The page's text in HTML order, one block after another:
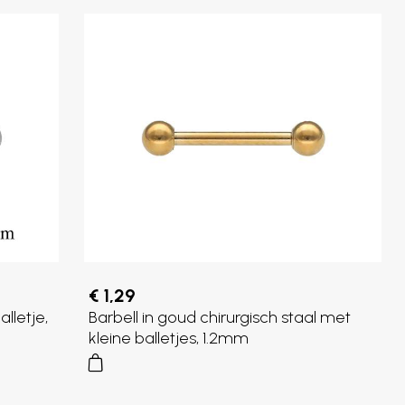
€ 1,29
Barbell in goud chirurgisch staal met
kleine balletjes, 1.2mm